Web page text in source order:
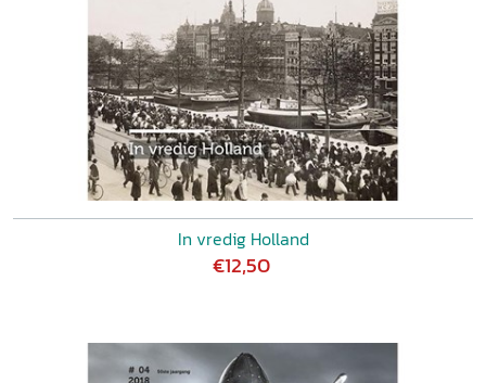
In vredig Holland
€12,50